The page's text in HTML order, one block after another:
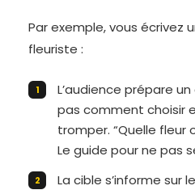
Par exemple, vous écrivez
fleuriste :
L’audience prépare
pas comment choisir
tromper. “Quelle fleur
Le guide pour ne pas
La cible s’informe sur